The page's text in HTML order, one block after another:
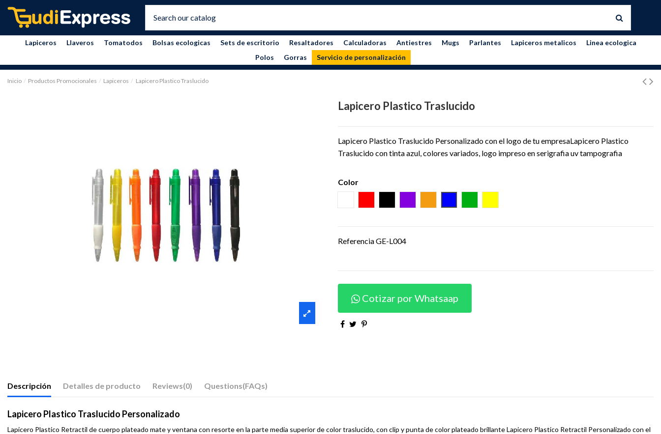
Lapiceros Llaveros Tomatodos Bolsas ecologicas Sets de escritorio Resaltadores Calculadoras Antiestres Mugs Parlantes Lapiceros metalicos
Linea ecologica
Polos
Gorras Servicio de personalización
Inicio Productos Promocionales Lapiceros Lapicero Plastico Traslucido
Lapicero Plastico Traslucido
Lapicero Plastico Traslucido Personalizado con el logo de tu empresaLapicero Plastico
Traslucido con tinta azul, colores variados, logo impreso en serigrafia uv tampografia
Color
ReferenciaGE-L004
Cotizar por Whatsaap
Descripción Detalles de producto Reviews(0) Questions(FAQs)
Lapicero Plastico Traslucido Personalizado
Lapicero Plastico Retractil de cuerpo plateado mate y ventana con resorte en la parte media superior de color traslucido, con clip y punta de color plateado brillante Lapicero Plastico Retractil Personalizado con el